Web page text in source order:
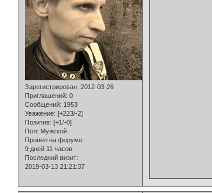
Зарегистрирован: 2012-03-26
Приглашений: 0
Сообщений: 1953
Уважение: [+223/-2]
Позитив: [+1/-0]
Пол: Мужской
Провел на форуме:
9 дней 11 часов
Последний визит:
2019-03-13 21:21:37